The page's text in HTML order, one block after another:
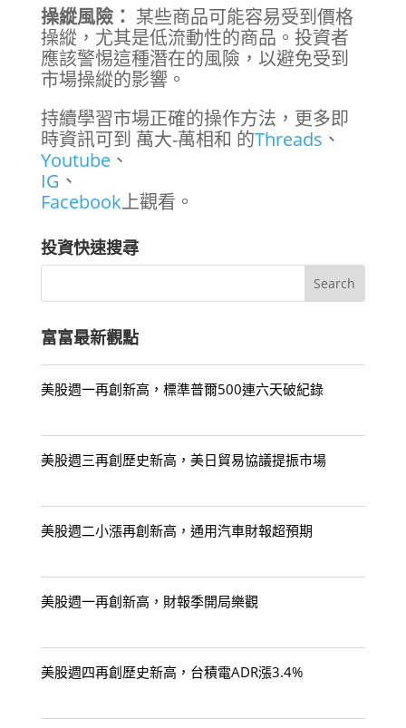
操縱風險： 某些商品可能容易受到價格
操縱，尤其是低流動性的商品。投資者
應該警惕這種潛在的風險，以避免受到
市場操縱的影響。
持續學習市場正確的操作方法，更多即
時資訊可到 萬大-萬相和 的Threads 、
Youtube、
IG 、
Facebook上觀看。
投資快速搜尋
富富最新觀點
美股週一再創新高，標準普爾500連六天破紀錄
美股週三再創歷史新高，美日貿易協議提振市場
美股週二小漲再創新高，通用汽車財報超預期
美股週一再創新高，財報季開局樂觀
美股週四再創歷史新高，台積電ADR漲3.4%